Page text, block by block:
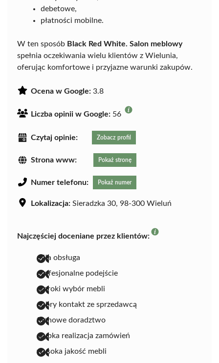
debetowe,
płatności mobilne.
W ten sposób Black Red White. Salon meblowy
spełnia oczekiwania wielu klientów z Wielunia,
oferując komfortowe i przyjazne warunki zakupów.
Ocena w Google: 3.8
Liczba opinii w Google: 56
Czytaj opinie: Zobacz profil
Strona www: Pokaż stronę
Numer telefonu: Pokaż numer
Lokalizacja: Sieradzka 30, 98-300 Wieluń
Najczęściej doceniane przez klientów:
miła obsługa
profesjonalne podejście
szeroki wybór mebli
dobry kontakt ze sprzedawcą
fachowe doradztwo
szybka realizacja zamówień
wysoka jakość mebli